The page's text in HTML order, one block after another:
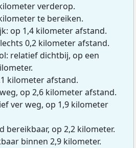
verderop.
te bereiken.
op 1,4 kilometer afstand.
0,2 kilometer afstand.
relatief dichtbij, op een
kilometer afstand.
op 2,6 kilometer afstand.
ver weg, op 1,9 kilometer
bereikbaar, op 2,2 kilometer.
binnen 2,9 kilometer.